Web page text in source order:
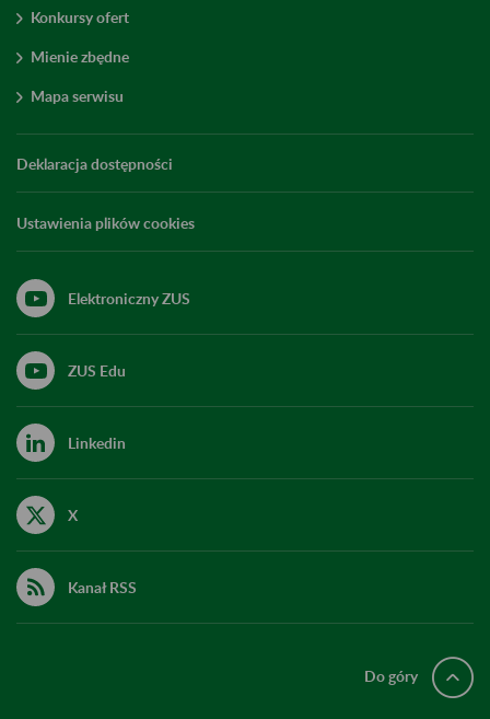
Konkursy ofert
Mienie zbędne
Mapa serwisu
Deklaracja dostępności
Ustawienia plików cookies
Elektroniczny ZUS
ZUS Edu
Linkedin
X
Kanał RSS
Do góry